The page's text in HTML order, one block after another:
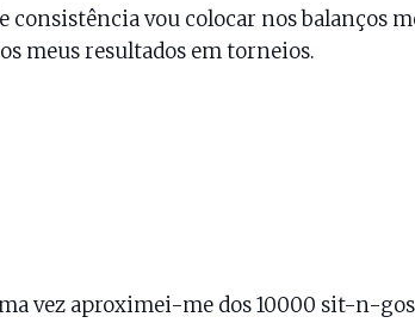
consistência vou colocar nos balanços
meus resultados em torneios.
vez aproximei-me dos 10000 sit-n-gos